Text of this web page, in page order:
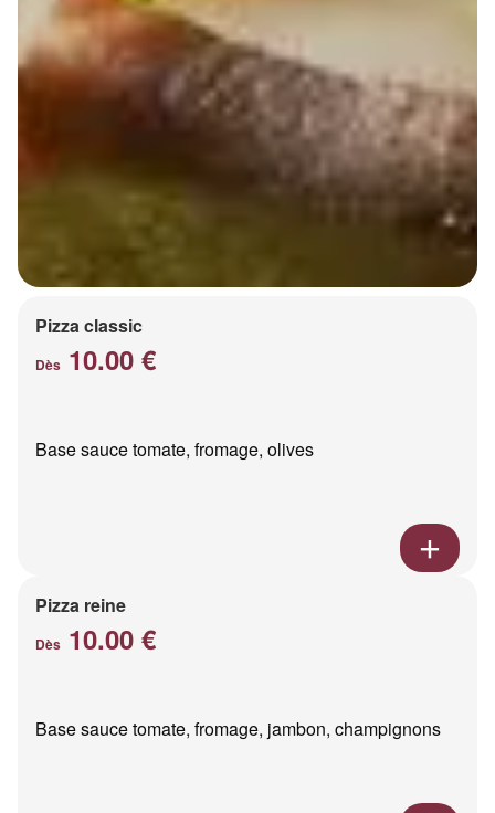
Pizza classic
Dès 10.00 €
Base sauce tomate, fromage, olives
Pizza reine
Dès 10.00 €
Base sauce tomate, fromage, jambon, champignons